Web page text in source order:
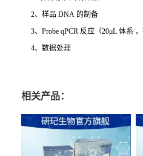
2、样品 DNA 的制备
3、Probe qPCR 反应（20μL 体系
4、数据处理
相关产品：